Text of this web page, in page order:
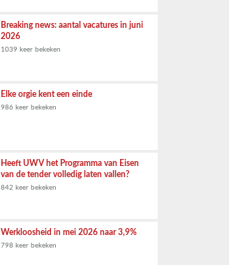
Breaking news: aantal vacatures in juni
2026
1039 keer bekeken
Elke orgie kent een einde
986 keer bekeken
Heeft UWV het Programma van Eisen
van de tender volledig laten vallen?
842 keer bekeken
Werkloosheid in mei 2026 naar 3,9%
798 keer bekeken